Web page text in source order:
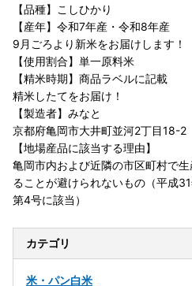
【品種】こしひかり
【産年】令和7年産・令和8年産
9月ごろより新米をお届けします！
【使用割合】単一原料米
【精米時期】商品ラベルに記載
精米したてをお届け！
【製造者】みなと
京都府亀岡市大井町並河2丁目18-2
【地場産品に該当する理由】
亀岡市内および近隣の市区町村で
ることが避けられないもの（平成
第4号に該当）
カテゴリ
米・パン白米